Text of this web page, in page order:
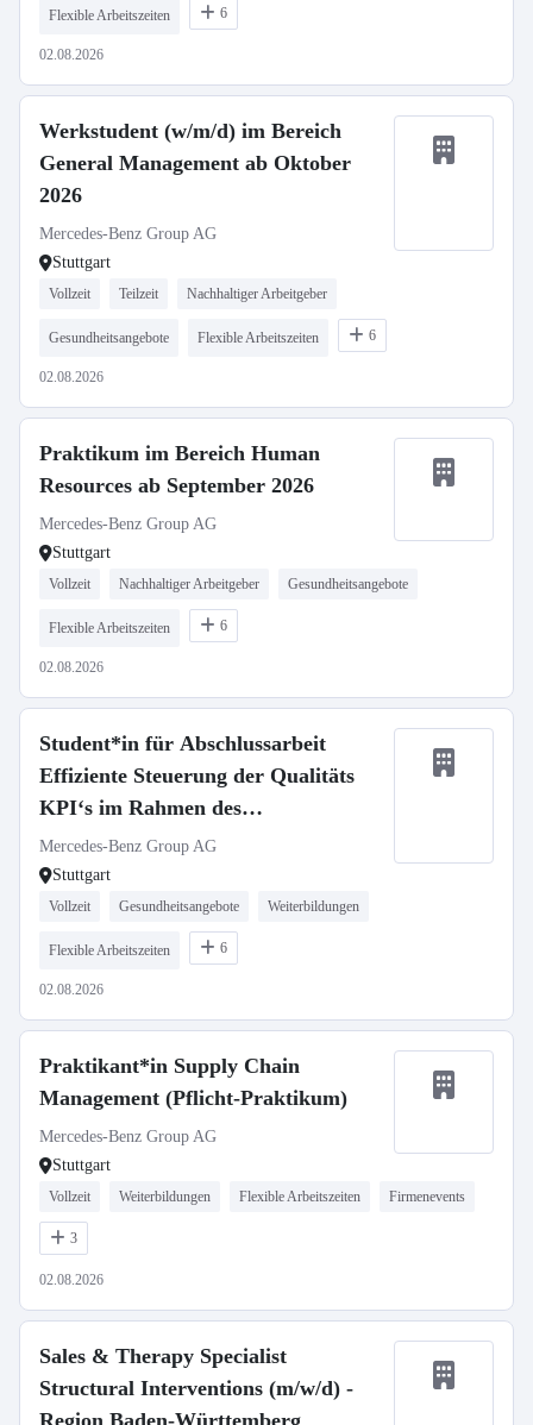
Flexible Arbeitszeiten 6
02.08.2026
Werkstudent (w/m/d) im Bereich
General Management ab Oktober
2026
Mercedes-Benz Group AG
Stuttgart
Vollzeit Teilzeit Nachhaltiger Arbeitgeber
Gesundheitsangebote Flexible Arbeitszeiten 6
02.08.2026
Praktikum im Bereich Human
Resources ab September 2026
Mercedes-Benz Group AG
Stuttgart
Vollzeit Nachhaltiger Arbeitgeber Gesundheitsangebote
Flexible Arbeitszeiten 6
02.08.2026
Student*in für Abschlussarbeit
Effiziente Steuerung der Qualitäts
KPI‘s im Rahmen des
Shopfloormanagement
Mercedes-Benz Group AG
Stuttgart
Vollzeit Gesundheitsangebote Weiterbildungen
Flexible Arbeitszeiten 6
02.08.2026
Praktikant*in Supply Chain
Management (Pflicht-Praktikum)
Mercedes-Benz Group AG
Stuttgart
Vollzeit Weiterbildungen Flexible Arbeitszeiten Firmenevents
3
02.08.2026
Sales & Therapy Specialist
Structural Interventions (m/w/d) -
Region Baden-Württemberg